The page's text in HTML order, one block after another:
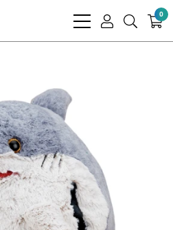
bars
user
search
0